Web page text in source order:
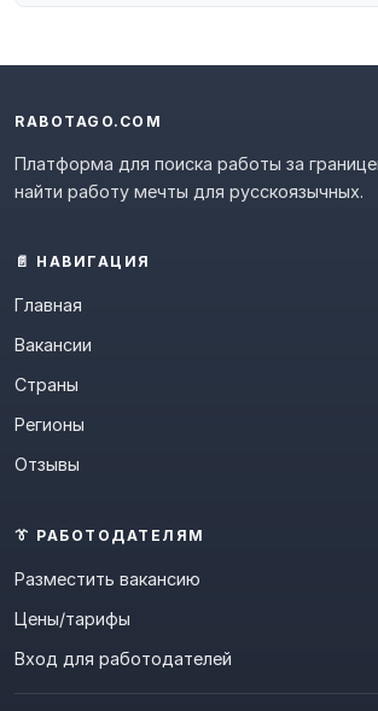
RABOTAGO.COM
Платформа для поиска работы за
найти работу мечты для русскоязычных.
📄 НАВИГАЦИЯ
Главная
Вакансии
Страны
Регионы
Отзывы
👔 РАБОТОДАТЕЛЯМ
Разместить вакансию
Цены/тарифы
Вход для работодателей